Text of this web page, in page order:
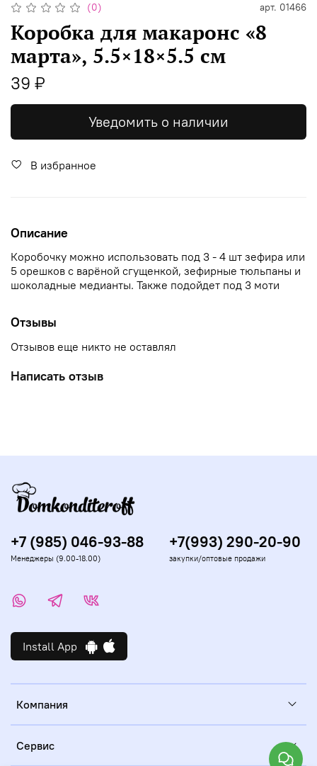
(0) арт. 01466
Коробка для макаронс «8
марта», 5.5×18×5.5 см
39 ₽
Уведомить о наличии
В избранное
Описание
Коробочку можно использовать под 3 - 4 шт зефира или
5 орешков с варёной сгущенкой, зефирные тюльпаны и
шоколадные медианты. Также подойдет под 3 моти
Отзывы
Отзывов еще никто не оставлял
Написать отзыв
Компания
Сервис
Install App
+7 (985) 046-93-88
Менеджеры (9.00-18.00)
+7(993) 290-20-90
закупки/оптовые продажи